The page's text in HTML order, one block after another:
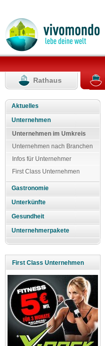
Rathaus
Aktuelles
Unternehmen
Unternehmen im Umkreis
Unternehmen nach Branchen
Infos für Unternehmer
First Class Unternehmen
Gastronomie
Unterkünfte
Gesundheit
Unternehmerpakete
First Class Unternehmen